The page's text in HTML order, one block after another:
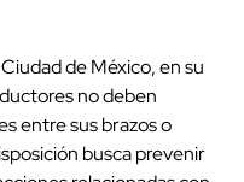
de México, en su
no deben
entre sus brazos o
busca prevenir